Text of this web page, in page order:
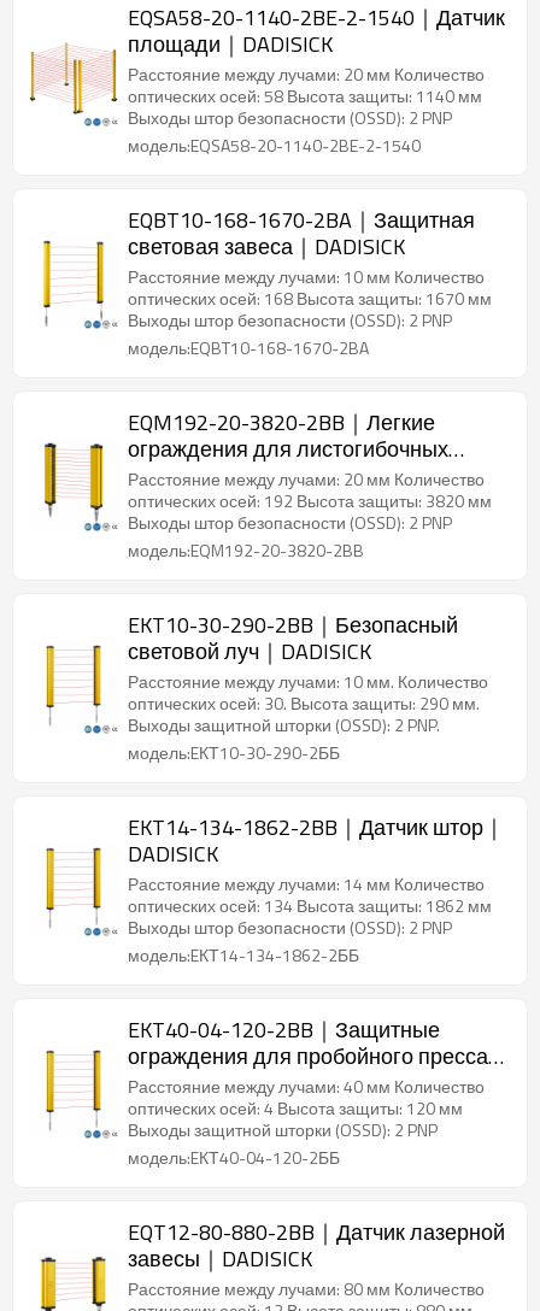
EQSA58-20-1140-2BE-2-1540｜Датчик
площади｜DADISICK
Расстояние между лучами: 20 мм Количество
оптических осей: 58 Высота защиты: 1140 мм
Выходы штор безопасности (OSSD): 2 PNP
модель:EQSA58-20-1140-2BE-2-1540
EQBT10-168-1670-2BA｜Защитная
световая завеса｜DADISICK
Расстояние между лучами: 10 мм Количество
оптических осей: 168 Высота защиты: 1670 мм
Выходы штор безопасности (OSSD): 2 PNP
модель:EQBT10-168-1670-2BA
EQM192-20-3820-2BB｜Легкие
ограждения для листогибочных
прессов｜DADISICK
Расстояние между лучами: 20 мм Количество
оптических осей: 192 Высота защиты: 3820 мм
Выходы штор безопасности (OSSD): 2 PNP
модель:EQM192-20-3820-2BB
EKT10-30-290-2BB｜Безопасный
световой луч｜DADISICK
Расстояние между лучами: 10 мм. Количество
оптических осей: 30. Высота защиты: 290 мм.
Выходы защитной шторки (OSSD): 2 PNP.
модель:EКТ10-30-290-2ББ
EKT14-134-1862-2BB｜Датчик штор｜
DADISICK
Расстояние между лучами: 14 мм Количество
оптических осей: 134 Высота защиты: 1862 мм
Выходы штор безопасности (OSSD): 2 PNP
модель:EКТ14-134-1862-2ББ
EKT40-04-120-2BB｜Защитные
ограждения для пробойного пресса
｜DADISICK
Расстояние между лучами: 40 мм Количество
оптических осей: 4 Высота защиты: 120 мм
Выходы защитной шторки (OSSD): 2 PNP
модель:EКТ40-04-120-2ББ
EQT12-80-880-2BB｜Датчик лазерной
завесы｜DADISICK
Расстояние между лучами: 80 мм Количество